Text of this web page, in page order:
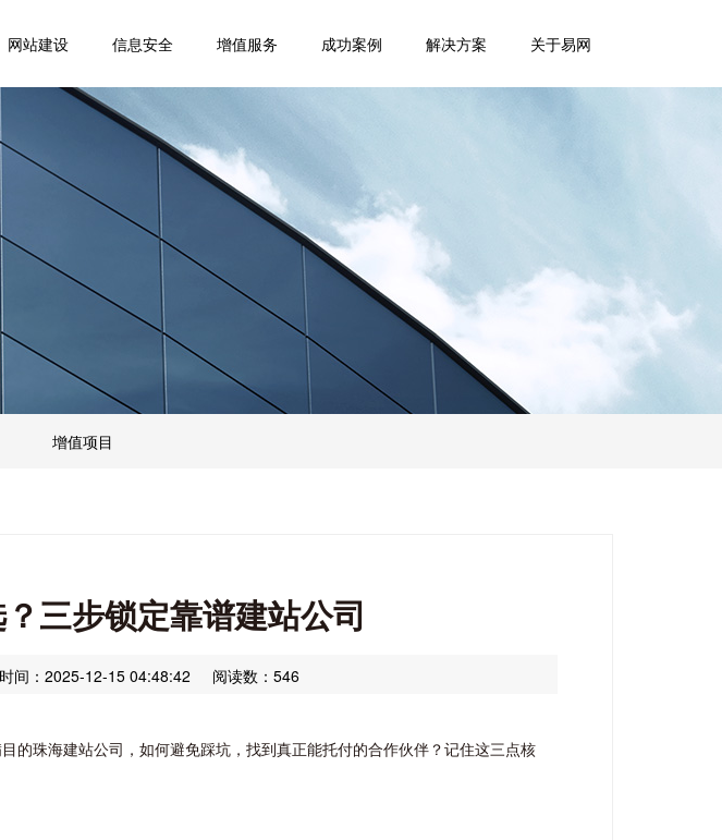
网站建设 信息安全 增值服务 成功案例 解决方案 关于易网
增值项目
三步锁定靠谱建站公司
间：2025-12-15 04:48:42 阅读数：546
的珠海建站公司，如何避免踩坑，找到真正能托付的合作伙伴？记住这三点核